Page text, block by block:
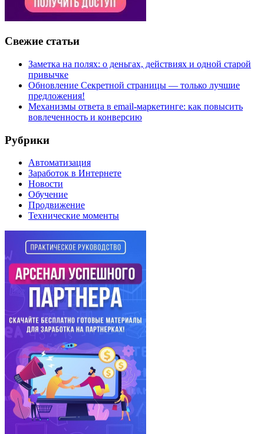
Свежие статьи
Заметка на полях: о деньгах, действиях и одной старой
привычке
Обновление Секретной страницы — только лучшие
предложения!
Механизмы ответа в email-маркетинге: как повысить
вовлеченность и конверсию
Рубрики
Автоматизация
Заработок в Интернете
Новости
Обучение
Продвижение
Технические моменты